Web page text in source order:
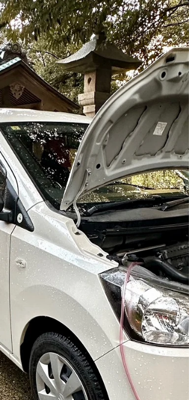
様-トヨタ- ハイエース・1KD-FTV型水素
ガスカーボンクリーニング施工実施